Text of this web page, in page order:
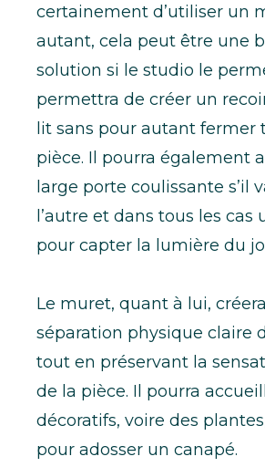
certainement d’utiliser un
autant, cela peut être une
solution si le studio le
permettra de créer un
lit sans pour autant fermer
pièce. Il pourra également
large porte coulissante s’il
l’autre et dans tous les cas
pour capter la lumière du
Le muret, quant à lui,
séparation physique claire
tout en préservant la
de la pièce. Il pourra
décoratifs, voire des
pour adosser un canapé.